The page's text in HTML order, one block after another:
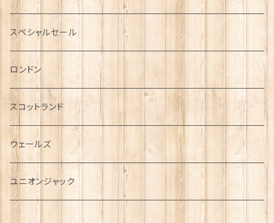
ミニカー
チャーム
犬グッズ
傘
指貫(シンブル)
スペシャルセール
ロンドン
スコットランド
ウェールズ
ユニオンジャック